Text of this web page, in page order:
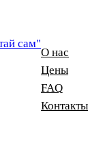
О нас
Цены
FAQ
Контакты